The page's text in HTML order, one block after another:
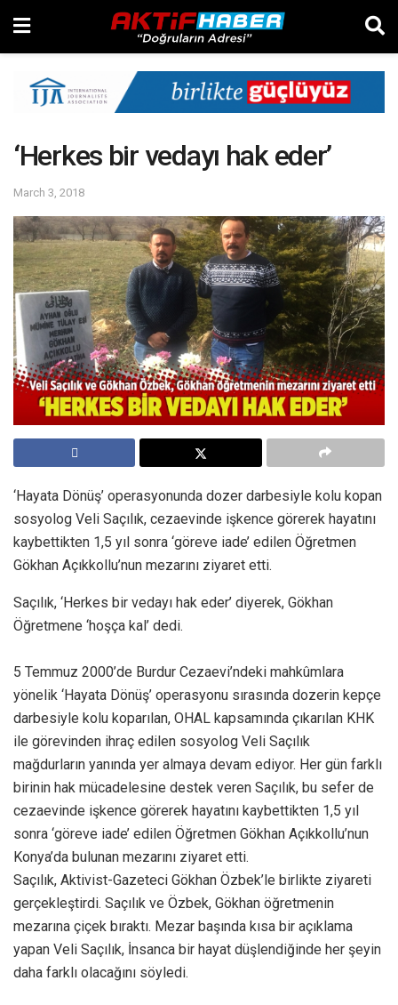
‘Herkes bir vedayı hak eder’
March 3, 2018
‘Hayata Dönüş’ operasyonunda dozer darbesiyle kolu kopan
sosyolog Veli Saçılık, cezaevinde işkence görerek hayatını
kaybettikten 1,5 yıl sonra ‘göreve iade’ edilen Öğretmen
Gökhan Açıkkollu’nun mezarını ziyaret etti.
Saçılık, ‘Herkes bir vedayı hak eder’ diyerek, Gökhan
Öğretmene ‘hoşça kal’ dedi.
5 Temmuz 2000’de Burdur Cezaevi’ndeki mahkûmlara
yönelik ‘Hayata Dönüş’ operasyonu sırasında dozerin kepçe
darbesiyle kolu koparılan, OHAL kapsamında çıkarılan KHK
ile görevinden ihraç edilen sosyolog Veli Saçılık
mağdurların yanında yer almaya devam ediyor. Her gün farklı
birinin hak mücadelesine destek veren Saçılık, bu sefer de
cezaevinde işkence görerek hayatını kaybettikten 1,5 yıl
sonra ‘göreve iade’ edilen Öğretmen Gökhan Açıkkollu’nun
Konya’da bulunan mezarını ziyaret etti.
Saçılık, Aktivist-Gazeteci Gökhan Özbek’le birlikte ziyareti
gerçekleştirdi. Saçılık ve Özbek, Gökhan öğretmenin
mezarına çiçek bıraktı. Mezar başında kısa bir açıklama
yapan Veli Saçılık, İnsanca bir hayat düşlendiğinde her şeyin
daha farklı olacağını söyledi.